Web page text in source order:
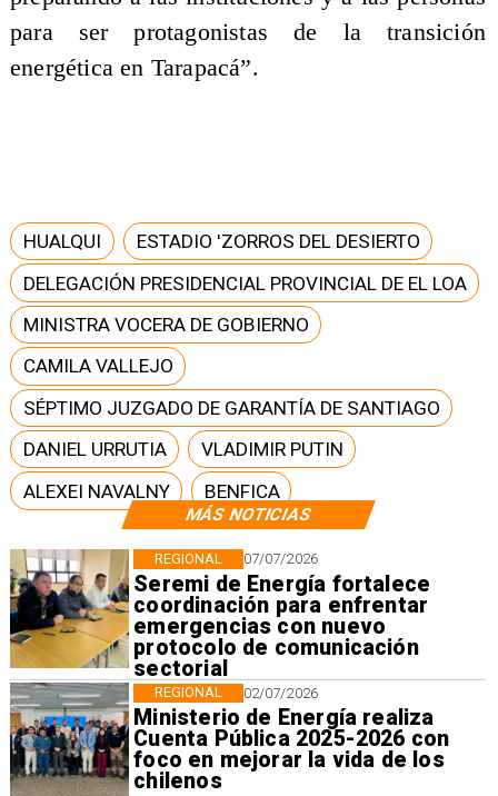
MÁS NOTICIAS
07/07/2026
Seremi de Energía fortalece
coordinación para enfrentar
emergencias con nuevo
protocolo de comunicación
sectorial
REGIONAL
02/07/2026
Ministerio de Energía realiza
Cuenta Pública 2025-2026 con
foco en mejorar la vida de los
chilenos
REGIONAL
para ser protagonistas de la transición
energética en Tarapacá”.
HUALQUI
ESTADIO 'ZORROS DEL DESIERTO
DELEGACIÓN PRESIDENCIAL PROVINCIAL DE EL LOA
MINISTRA VOCERA DE GOBIERNO
CAMILA VALLEJO
SÉPTIMO JUZGADO DE GARANTÍA DE SANTIAGO
DANIEL URRUTIA
VLADIMIR PUTIN
ALEXEI NAVALNY
BENFICA